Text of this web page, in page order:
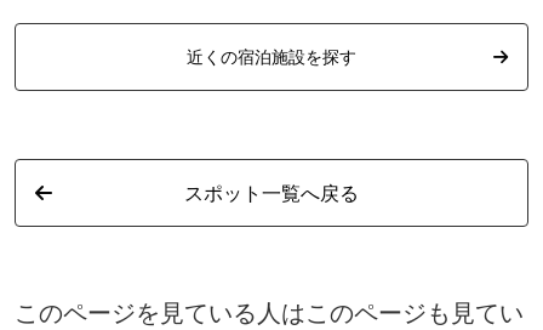
近くの宿泊施設を探す
スポット一覧へ戻る
このページを見ている人はこのページも見てい